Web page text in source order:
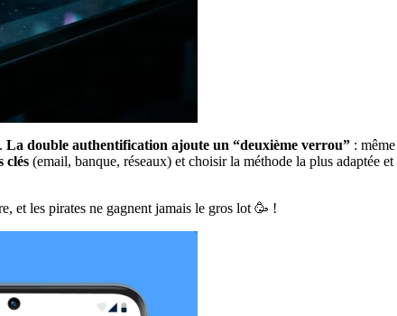
La double authentification ajoute un “deuxième verrou” :
clés (email, banque, réseaux) et choisir la méthode la plus adaptée
et les pirates ne gagnent jamais le gros lot 🥳 !